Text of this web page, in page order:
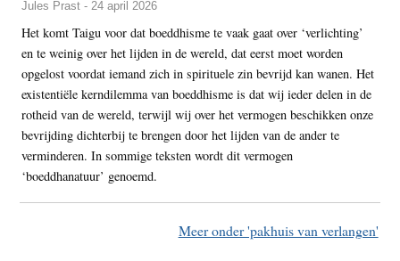
Jules Prast - 24 april 2026
Het komt Taigu voor dat boeddhisme te vaak gaat over ‘verlichting’
en te weinig over het lijden in de wereld, dat eerst moet worden
opgelost voordat iemand zich in spirituele zin bevrijd kan wanen. Het
existentiële kerndilemma van boeddhisme is dat wij ieder delen in de
rotheid van de wereld, terwijl wij over het vermogen beschikken onze
bevrijding dichterbij te brengen door het lijden van de ander te
verminderen. In sommige teksten wordt dit vermogen
‘boeddhanatuur’ genoemd.
Meer onder 'pakhuis van verlangen'